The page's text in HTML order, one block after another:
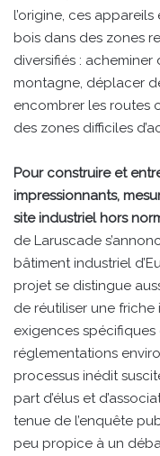
l’origine, ces
bois dans des zones
diversifiés :
montagne, déplacer
encombrer les routes
des zones difficiles
Pour construire et
impressionnants,
site industriel hors
de Laruscade
bâtiment industriel
projet se distingue
de réutiliser une
exigences spécifiques
réglementations
processus inédit
part d’élus et
tenue de l’enquête
peu propice à un